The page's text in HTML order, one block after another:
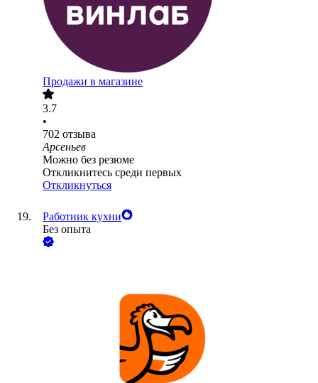
Продажи в магазине
3.7
•
702 отзыва
Арсеньев
Можно без резюме
Откликнитесь среди первых
Откликнуться
Работник кухни
Без опыта